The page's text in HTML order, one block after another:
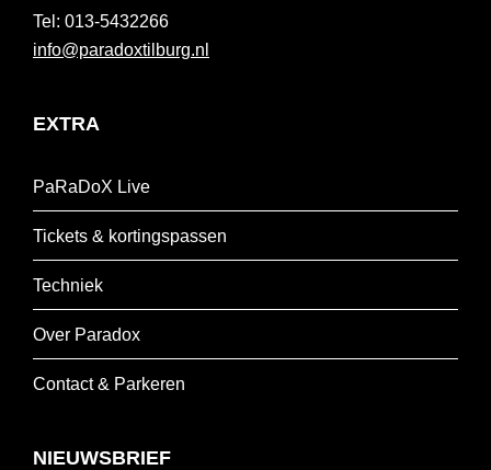
013-5432266
info@paradoxtilburg.nl
EXTRA
PaRaDoX Live
Tickets & kortingspassen
Techniek
Over Paradox
Contact & Parkeren
NIEUWSBRIEF